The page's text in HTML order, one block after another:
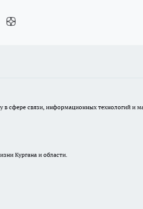
в сфере связи, информационных технологий и
Кургана и области.